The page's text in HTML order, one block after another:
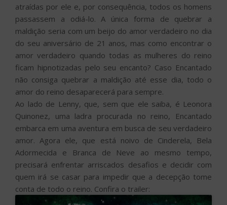
atraídas por ele e, por consequência, todos os homens
passassem a odiá-lo. A única forma de quebrar a
maldição seria com um beijo do amor verdadeiro no dia
do seu aniversário de 21 anos, mas como encontrar o
amor verdadeiro quando todas as mulheres do reino
ficam hipnotizadas pelo seu encanto? Caso Encantado
não consiga quebrar a maldição até esse dia, todo o
amor do reino desaparecerá para sempre.
Ao lado de Lenny, que, sem que ele saiba, é Leonora
Quinonez, uma ladra procurada no reino, Encantado
embarca em uma aventura em busca de seu verdadeiro
amor. Agora ele, que está noivo de Cinderela, Bela
Adormecida e Branca de Neve ao mesmo tempo,
precisará enfrentar arriscados desafios e decidir com
quem irá se casar para impedir que a decepção tome
conta de todo o reino. Confira o trailer: